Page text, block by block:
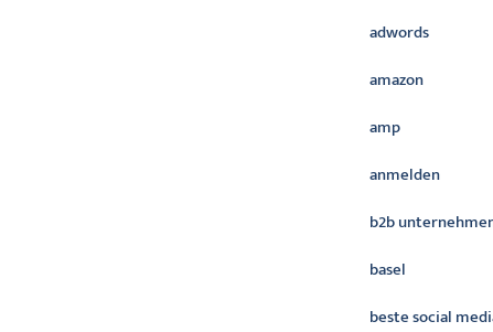
adwords
amazon
amp
anmelden
b2b
basel
beste social